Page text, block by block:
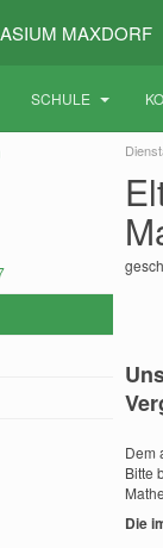
MAXDORF
SCHULE
Dem
Bitte
Die